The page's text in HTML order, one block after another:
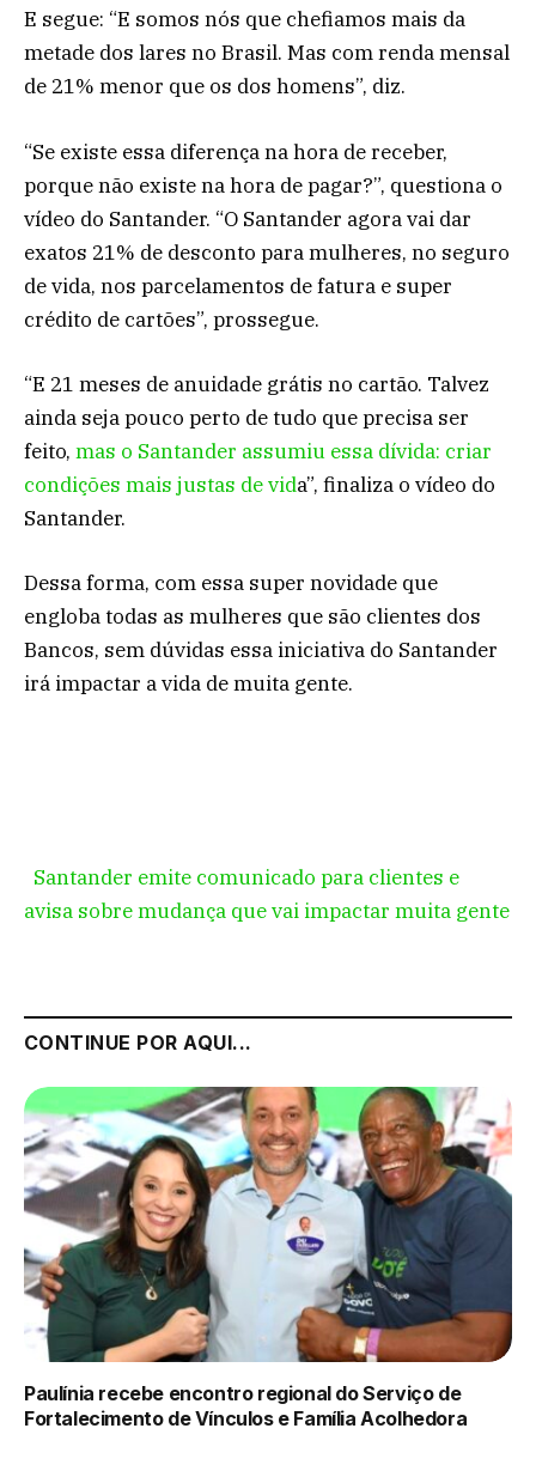
E segue: “E somos nós que chefiamos mais da
metade dos lares no Brasil. Mas com renda mensal
de 21% menor que os dos homens”, diz.
“Se existe essa diferença na hora de receber,
porque não existe na hora de pagar?”, questiona o
vídeo do Santander. “O Santander agora vai dar
exatos 21% de desconto para mulheres, no seguro
de vida, nos parcelamentos de fatura e super
crédito de cartões”, prossegue.
“E 21 meses de anuidade grátis no cartão. Talvez
ainda seja pouco perto de tudo que precisa ser
feito, mas o Santander assumiu essa dívida: criar
condições mais justas de vida”, finaliza o vídeo do
Santander.
Dessa forma, com essa super novidade que
engloba todas as mulheres que são clientes dos
Bancos, sem dúvidas essa iniciativa do Santander
irá impactar a vida de muita gente.
Santander emite comunicado para clientes e
avisa sobre mudança que vai impactar muita gente
CONTINUE POR AQUI...
Paulínia recebe encontro regional do Serviço de
Fortalecimento de Vínculos e Família Acolhedora